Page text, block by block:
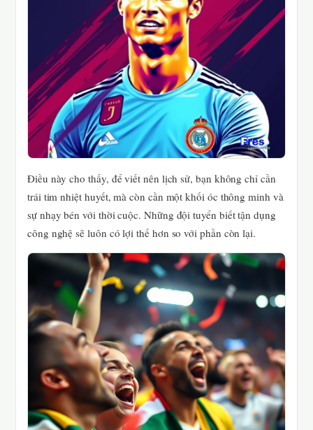
Điều này cho thấy, để viết nên lịch sử, bạn không chỉ cần
trái tim nhiệt huyết, mà còn cần một khối óc thông minh và
sự nhạy bén với thời cuộc. Những đội tuyển biết tận dụng
công nghệ sẽ luôn có lợi thế hơn so với phần còn lại.